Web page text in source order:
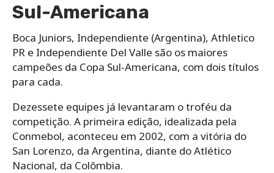
Sul-Americana
Boca Juniors, Independiente (Argentina), Athletico
PR e Independiente Del Valle são os maiores
campeões da Copa Sul-Americana, com dois títulos
para cada.
Dezessete equipes já levantaram o troféu da
competição. A primeira edição, idealizada pela
Conmebol, aconteceu em 2002, com a vitória do
San Lorenzo, da Argentina, diante do Atlético
Nacional, da Colômbia.